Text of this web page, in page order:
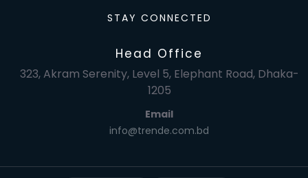
STAY CONNECTED
Head Office
323, Akram Serenity, Level 5, Elephant Road, Dhaka-
1205
Email
info@trende.com.bd